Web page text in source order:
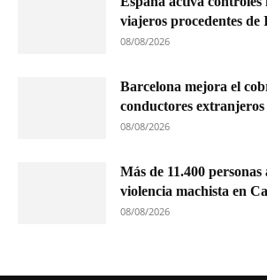
viajeros procedentes de
08/08/2026
Barcelona mejora el
conductores extranjeros
08/08/2026
Más de 11.400
violencia machista en
08/08/2026